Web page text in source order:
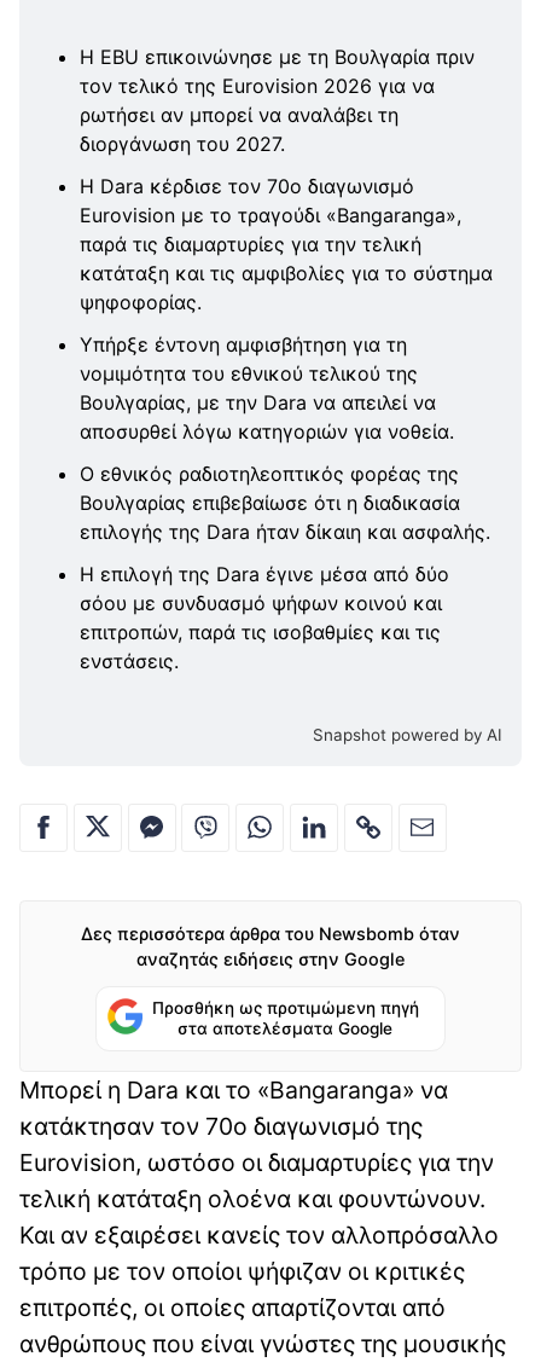
Η EBU επικοινώνησε με τη Βουλγαρία πριν
τον τελικό της Eurovision 2026 για να
ρωτήσει αν μπορεί να αναλάβει τη
διοργάνωση του 2027.
Η Dara κέρδισε τον 70ο διαγωνισμό
Eurovision με το τραγούδι «Bangaranga»,
παρά τις διαμαρτυρίες για την τελική
κατάταξη και τις αμφιβολίες για το σύστημα
ψηφοφορίας.
Υπήρξε έντονη αμφισβήτηση για τη
νομιμότητα του εθνικού τελικού της
Βουλγαρίας, με την Dara να απειλεί να
αποσυρθεί λόγω κατηγοριών για νοθεία.
Ο εθνικός ραδιοτηλεοπτικός φορέας της
Βουλγαρίας επιβεβαίωσε ότι η διαδικασία
επιλογής της Dara ήταν δίκαιη και ασφαλής.
Η επιλογή της Dara έγινε μέσα από δύο
σόου με συνδυασμό ψήφων κοινού και
επιτροπών, παρά τις ισοβαθμίες και τις
ενστάσεις.
Snapshot powered by AI
Δες περισσότερα άρθρα του Newsbomb όταν
αναζητάς ειδήσεις στην Google
Προσθήκη ως προτιμώμενη πηγή
στα αποτελέσματα Google
Μπορεί η Dara και το «Bangaranga» να
κατάκτησαν τον 70ο διαγωνισμό της
Eurovision, ωστόσο οι διαμαρτυρίες για την
τελική κατάταξη ολοένα και φουντώνουν.
Και αν εξαιρέσει κανείς τον αλλοπρόσαλλο
τρόπο με τον οποίοι ψήφιζαν οι κριτικές
επιτροπές, οι οποίες απαρτίζονται από
ανθρώπους που είναι γνώστες της μουσικής